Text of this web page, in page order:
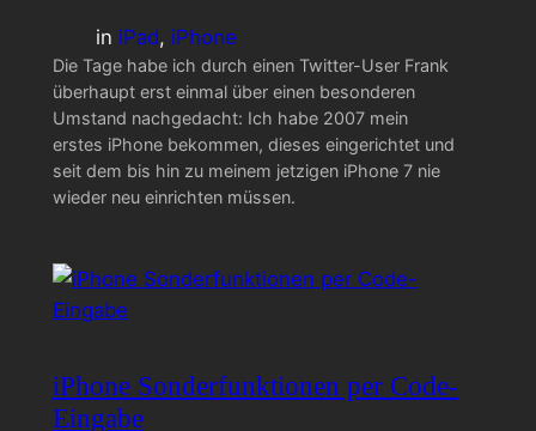
in iPad, iPhone
Die Tage habe ich durch einen Twitter-User Frank
überhaupt erst einmal über einen besonderen
Umstand nachgedacht: Ich habe 2007 mein
erstes iPhone bekommen, dieses eingerichtet und
seit dem bis hin zu meinem jetzigen iPhone 7 nie
wieder neu einrichten müssen.
iPhone Sonderfunktionen per Code-
Eingabe